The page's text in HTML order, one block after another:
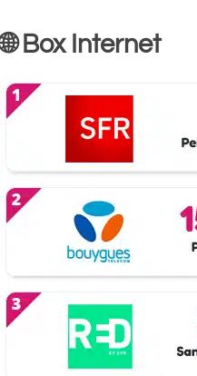
🌐 Box Internet